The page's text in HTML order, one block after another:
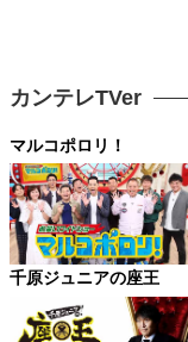
カンテレTVer
マルコポロリ！
千原ジュニアの座王